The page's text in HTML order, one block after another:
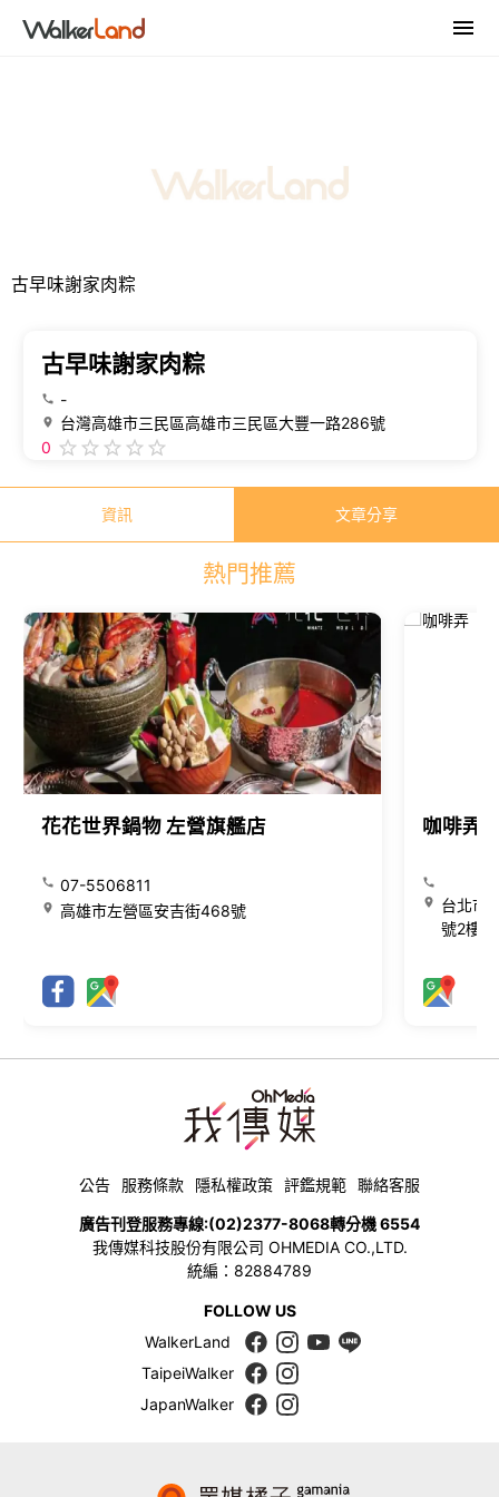
古早味謝家肉粽
古早味謝家肉粽
-
台灣高雄市三民區高雄市三民區大豐一路286號
0
資訊 文章分享
熱門推薦
花花世界鍋物 左營旗艦店
07-5506811
高雄市左營區安吉街468號
咖啡弄
台北市
號2樓
公告 服務條款 隱私權政策 評鑑規範 聯絡客服
廣告刊登服務專線:(02)2377-8068轉分機 6554
我傳媒科技股份有限公司 OHMEDIA CO.,LTD.
統編：82884789
FOLLOW US
WalkerLand
TaipeiWalker
JapanWalker